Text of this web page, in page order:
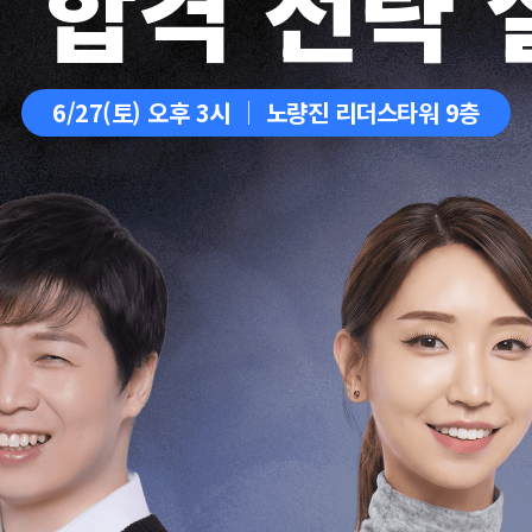
6/27(토) 오후 3시 │ 노량진 리더스타워 9층